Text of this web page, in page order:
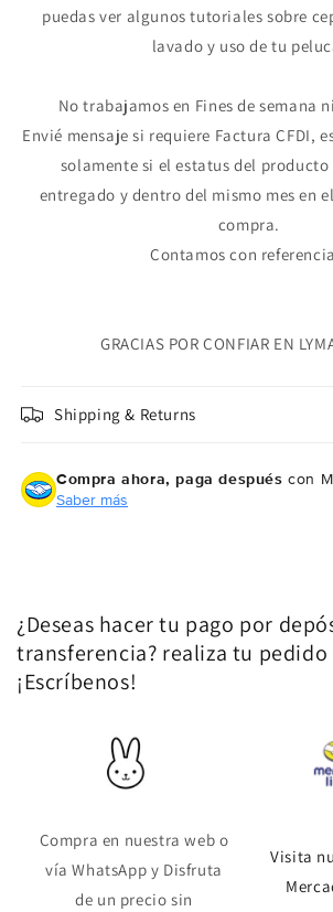
puedas ver algunos tutoriales sobre
lavado y uso de tu
No trabajamos en Fines de semana
Envié mensaje si requiere Factura CFDI,
solamente si el estatus del
entregado y dentro del mismo mes en
compra.
Contamos con
GRACIAS POR CONFIAR EN
Shipping & Returns
Compra ahora, paga después con
Saber más
¿Deseas hacer tu pago por
transferencia? realiza tu pedido
¡Escríbenos!
Compra en nuestra web o
vía WhatsApp y Disfruta
de un precio sin
Visita